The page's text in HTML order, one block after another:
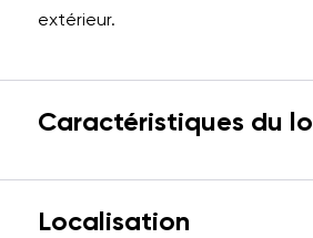
extérieur.
Caractéristiques du
Localisation